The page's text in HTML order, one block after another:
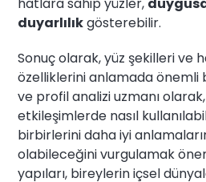
hatlara sahip yüzler,
duyarlılıkgösterebilir.
Sonuç olarak, yüz şekilleri ve
özelliklerini anlamada önemli
ve profil analizi uzmanı
etkileşimlerde nasıl
birbirlerini daha iyi
olabileceğini vurgulamak
yapıları, bireylerin içsel